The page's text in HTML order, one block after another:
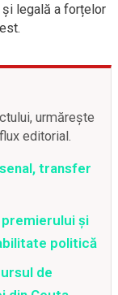
legală a forțelor
urmărește
editorial.
transfer
și
politică
de